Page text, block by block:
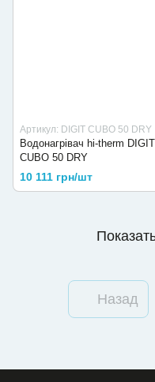
Артикул: DIGIT CUBO 50 DRY
Водонагрівач hi-therm DIGIT
CUBO 50 DRY
10 111 грн/шт
Назад